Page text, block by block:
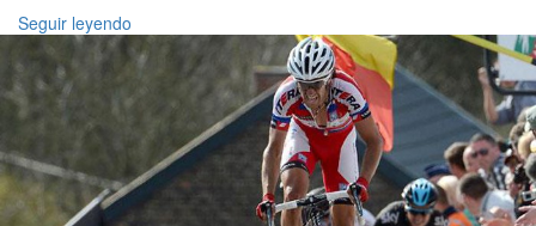
Seguir leyendo